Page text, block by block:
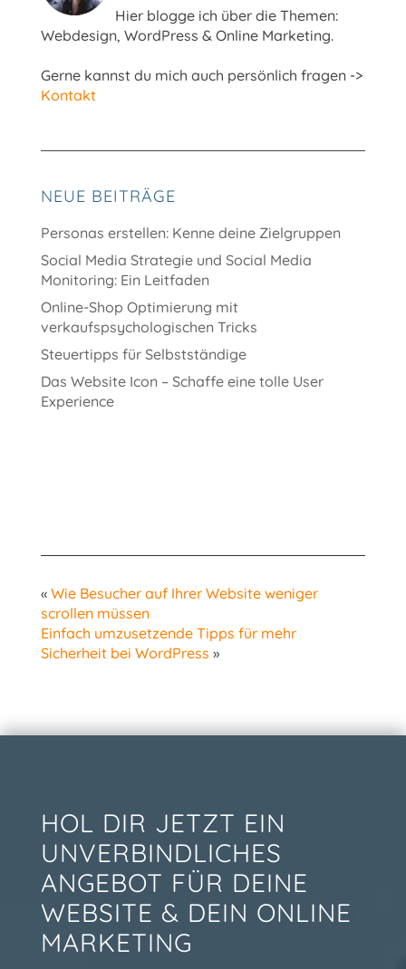
Hier blogge ich über die Themen:
Webdesign, WordPress & Online Marketing.
Gerne kannst du mich auch persönlich fragen ->
Kontakt
NEUE BEITRÄGE
Personas erstellen: Kenne deine Zielgruppen
Social Media Strategie und Social Media
Monitoring: Ein Leitfaden
Online-Shop Optimierung mit
verkaufspsychologischen Tricks
Steuertipps für Selbstständige
Das Website Icon – Schaffe eine tolle User
Experience
« Wie Besucher auf Ihrer Website weniger
scrollen müssen
Einfach umzusetzende Tipps für mehr
Sicherheit bei WordPress »
HOL DIR JETZT EIN
UNVERBINDLICHES
ANGEBOT FÜR DEINE
WEBSITE & DEIN ONLINE
MARKETING